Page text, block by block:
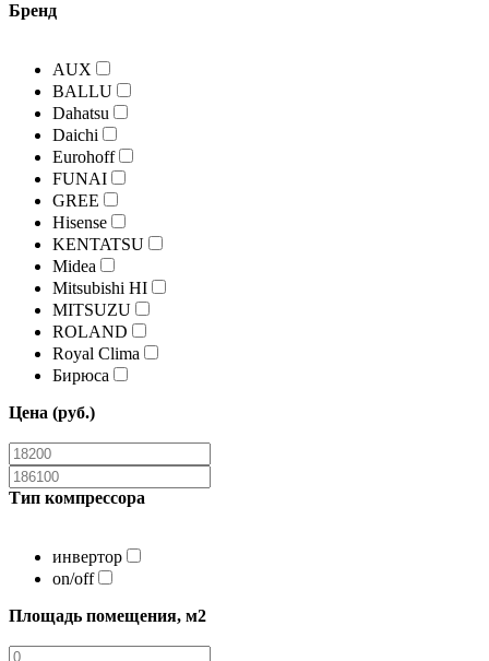
Бренд
AUX
BALLU
Dahatsu
Daichi
Eurohoff
FUNAI
GREE
Hisense
KENTATSU
Midea
Mitsubishi HI
MITSUZU
ROLAND
Royal Clima
Бирюса
Цена (руб.)
Тип компрессора
инвертор
on/off
Площадь помещения, м2